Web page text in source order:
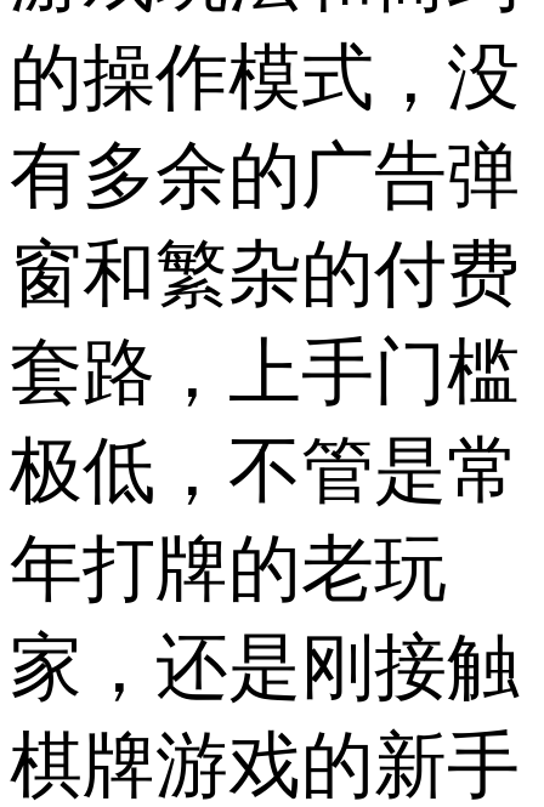
的操作模式，没
有多余的广告弹
窗和繁杂的付费
套路，上手门槛
极低，不管是常
年打牌的老玩
家，还是刚接触
棋牌游戏的新手